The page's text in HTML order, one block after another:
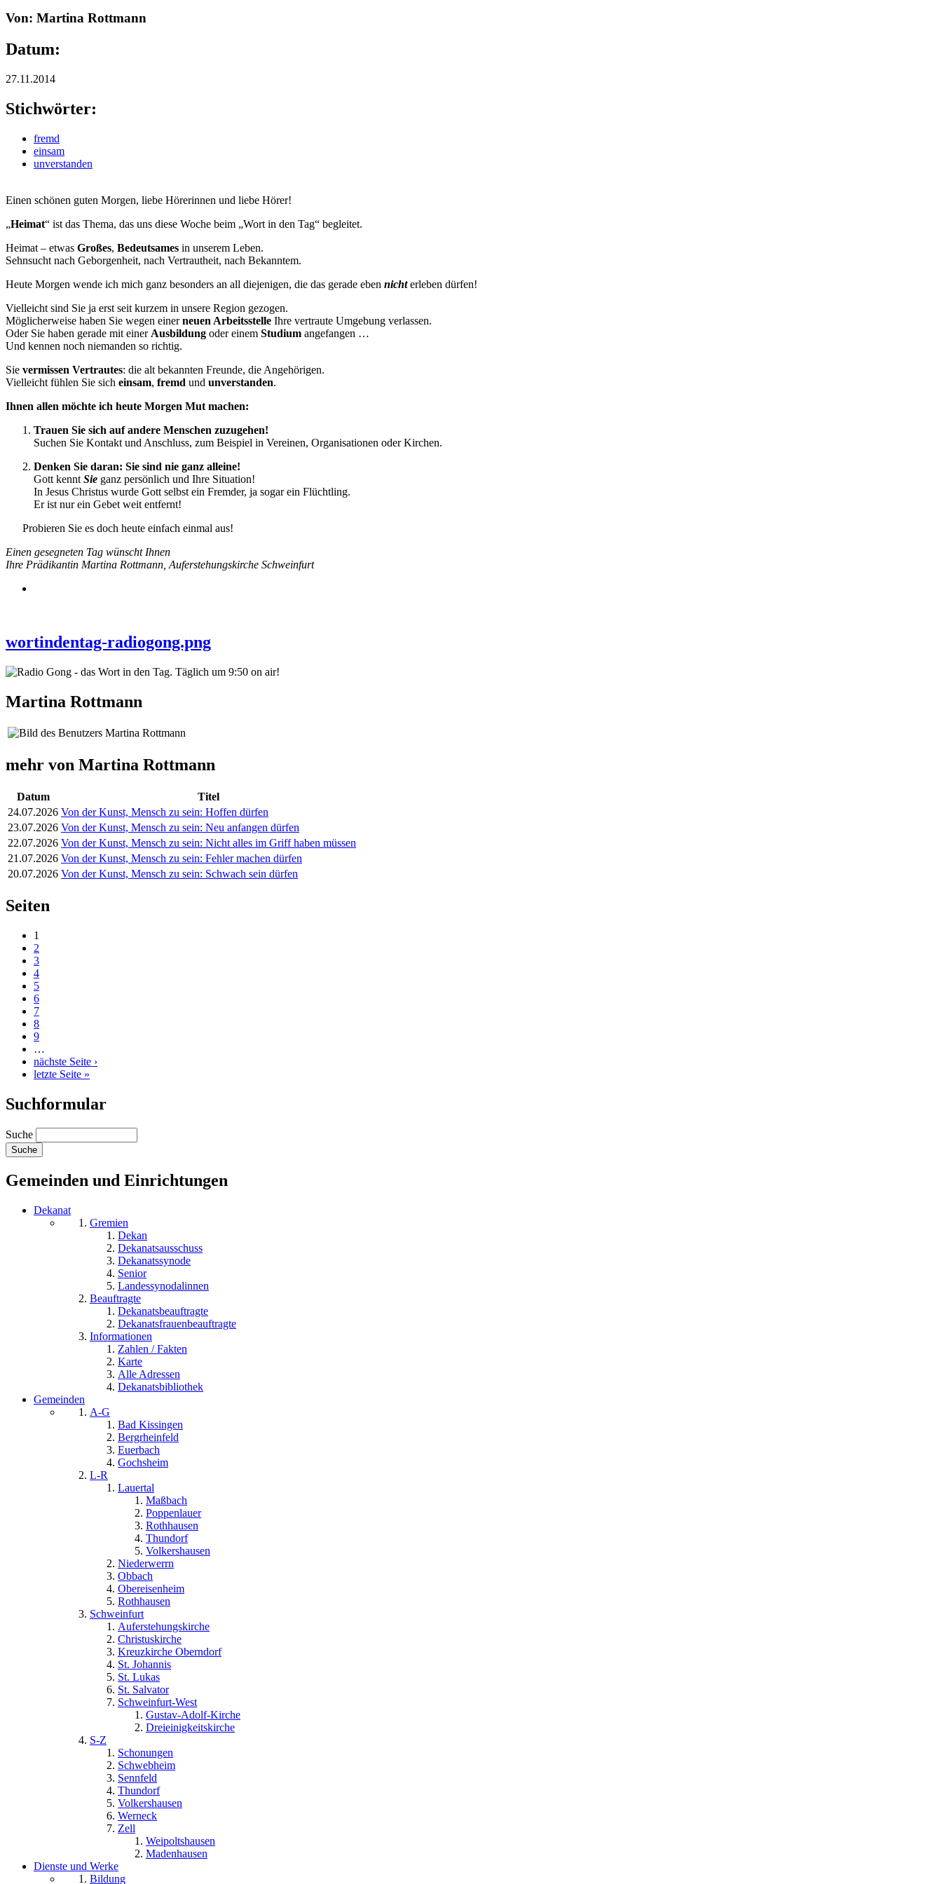
Von: Martina Rottmann
Datum:
27.11.2014
Stichwörter:
fremd
einsam
unverstanden
Einen schönen guten Morgen, liebe Hörerinnen und liebe Hörer!
„Heimat“ ist das Thema, das uns diese Woche beim „Wort in den Tag“ begleitet.
Heimat – etwas Großes, Bedeutsames in unserem Leben.
Sehnsucht nach Geborgenheit, nach Vertrautheit, nach Bekanntem.
Heute Morgen wende ich mich ganz besonders an all diejenigen, die das gerade eben nichterleben dürfen!
Vielleicht sind Sie ja erst seit kurzem in unsere Region gezogen.
Möglicherweise haben Sie wegen einerneuen Arbeitsstelle Ihre vertraute Umgebung verlassen.
Oder Sie haben gerade mit einer Ausbildung oder einem Studium angefangen …
Und kennen noch niemanden so richtig.
Sie vermissen Vertrautes: die alt bekannten Freunde, die Angehörigen.
Vielleicht fühlen Sie sich einsam, fremd und unverstanden.
Ihnen allen möchte ich heute Morgen Mut machen:
Trauen Sie sich auf andere Menschen zuzugehen!
Suchen Sie Kontakt und Anschluss, zum Beispiel in Vereinen, Organisationen oder Kirchen.
Denken Sie daran: Sie sind nie ganz alleine!
Gott kennt Sie ganz persönlich und Ihre Situation!
In Jesus Christus wurde Gott selbst ein Fremder, ja sogar ein Flüchtling.
Er ist nur ein Gebet weit entfernt!
Probieren Sie es doch heute einfach einmal aus!
Einen gesegneten Tag wünscht Ihnen
Ihre Prädikantin Martina Rottmann, Auferstehungskirche Schweinfurt
wortindentag-radiogong.png
Martina Rottmann
mehr von Martina Rottmann
Datum
Titel
24.07.2026 Von der Kunst, Mensch zu sein: Hoffen dürfen
23.07.2026 Von der Kunst, Mensch zu sein: Neu anfangen dürfen
22.07.2026 Von der Kunst, Mensch zu sein: Nicht alles im Griff haben müssen
21.07.2026 Von der Kunst, Mensch zu sein: Fehler machen dürfen
20.07.2026 Von der Kunst, Mensch zu sein: Schwach sein dürfen
Seiten
1
2
3
4
5
6
7
8
9
…
nächste Seite ›
letzte Seite »
Suchformular
Suche
Gemeinden und Einrichtungen
Dekanat
Gremien
Dekan
Dekanatsausschuss
Dekanatssynode
Senior
Landessynodalinnen
Beauftragte
Dekanatsbeauftragte
Dekanatsfrauenbeauftragte
Informationen
Zahlen / Fakten
Karte
Alle Adressen
Dekanatsbibliothek
Gemeinden
A-G
Bad Kissingen
Bergrheinfeld
Euerbach
Gochsheim
L-R
Lauertal
Maßbach
Poppenlauer
Rothhausen
Thundorf
Volkershausen
Niederwerrn
Obbach
Obereisenheim
Rothhausen
Schweinfurt
Auferstehungskirche
Christuskirche
Kreuzkirche Oberndorf
St. Johannis
St. Lukas
St. Salvator
Schweinfurt-West
Gustav-Adolf-Kirche
Dreieinigkeitskirche
S-Z
Schonungen
Schwebheim
Sennfeld
Thundorf
Volkershausen
Werneck
Zell
Weipoltshausen
Madenhausen
Dienste und Werke
Bildung